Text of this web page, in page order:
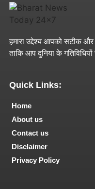
हमारा उद्देश्य आपको सटीक और
ताकि आप दुनिया के
Quick Links:
Home
About us
Contact us
Disclaimer
Privacy Policy